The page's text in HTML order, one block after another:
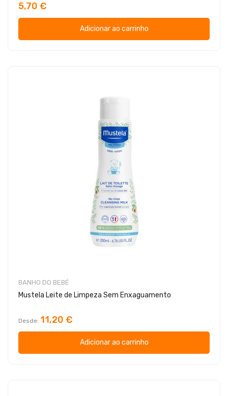
5,70 €
Adicionar ao carrinho
BANHO DO BEBÉ
Mustela Leite de Limpeza Sem Enxaguamento
Desde 11,20 €
Adicionar ao carrinho